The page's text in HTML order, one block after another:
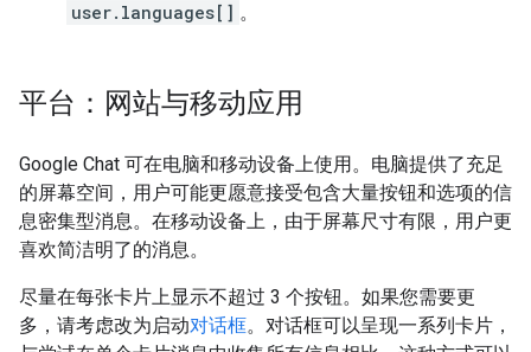
user.languages[] 。
平台：网站与移动应用
Google Chat 可在电脑和移动设备上使用。电脑提供了充足
的屏幕空间，用户可能更愿意接受包含大量按钮和选项的信
息密集型消息。在移动设备上，由于屏幕尺寸有限，用户更
喜欢简洁明了的消息。
尽量在每张卡片上显示不超过 3 个按钮。如果您需要更
多，请考虑改为启动对话框。对话框可以呈现一系列卡片，